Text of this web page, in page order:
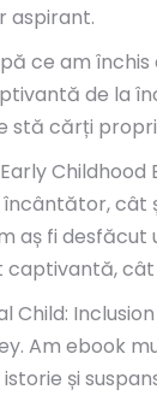
aspirant.
ce am
de la
cărți
cât
aș fi
cât
Child:
Am ebook
și